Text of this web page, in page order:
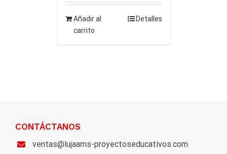
Añadir al
carrito
Detalles
CONTÁCTANOS
ventas@lujaams-proyectoseducativos.com